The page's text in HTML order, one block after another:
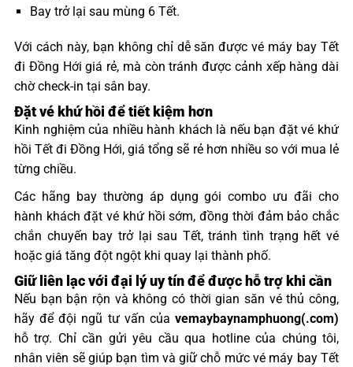
Bay trở lại sau mùng 6 Tết.
Với cách này, bạn không chỉ dễ săn được vé máy bay Tết
đi Đồng Hới giá rẻ, mà còn tránh được cảnh xếp hàng dài
chờ check-in tại sân bay.
Đặt vé khứ hồi để tiết kiệm hơn
Kinh nghiệm của nhiều hành khách là nếu bạn đặt vé khứ
hồi Tết đi Đồng Hới, giá tổng sẽ rẻ hơn nhiều so với mua lẻ
từng chiều.
Các hãng bay thường áp dụng gói combo ưu đãi cho
hành khách đặt vé khứ hồi sớm, đồng thời đảm bảo chắc
chắn chuyến bay trở lại sau Tết, tránh tình trạng hết vé
hoặc giá tăng đột ngột khi quay lại thành phố.
Giữ liên lạc với đại lý uy tín để được hỗ trợ khi cần
Nếu bạn bận rộn và không có thời gian săn vé thủ công,
hãy để đội ngũ tư vấn của vemaybaynamphuong(.com)
hỗ trợ. Chỉ cần gửi yêu cầu qua hotline của chúng tôi,
nhân viên sẽ giúp bạn tìm và giữ chỗ mức vé máy bay Tết